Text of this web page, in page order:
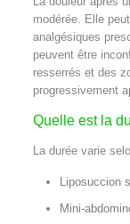
modérée. Elle
analgésiques
peuvent être
resserrés et des
progressivement
Quelle est la
La durée varie
Liposuccion
Mini-